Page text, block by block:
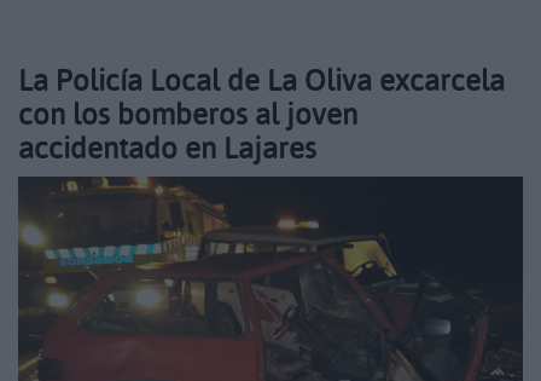
La Policía Local de La Oliva excarcela
con los bomberos al joven
accidentado en Lajares